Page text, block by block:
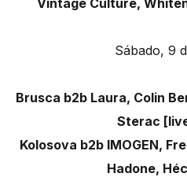
Sábado, 9
Brusca b2b Laura, Colin
Sterac
Kolosova b2b IMOGEN,
Hadone,